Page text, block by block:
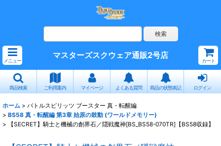
メニュー
マスターズスクウェア通販2号店
カート
商品検索 ご利用案内 マイページ よくある質問 商品の状態表記 ログイン
ホーム > バトルスピリッツ ブースター 真・転醒編
> BS58 真・転醒編 第3章 始原の鼓動 (ワールドメモリー)
>
【SECRET】騎士と機械の創界石／隠戦魔神[BS_BS58-070TR]【BS58収録】